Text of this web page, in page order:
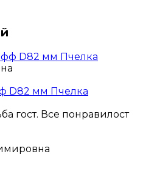
D82 мм Пчелка
гост. Все понравилост